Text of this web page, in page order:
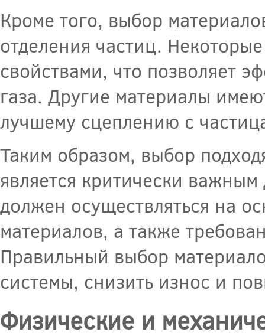
Кроме того, выбор
отделения частиц.
свойствами, что позволяет
газа. Другие материалы
лучшему сцеплению с
Таким образом, выбор
является критически
должен осуществляться на
материалов, а также
Правильный выбор
системы, снизить износ и
Физические и